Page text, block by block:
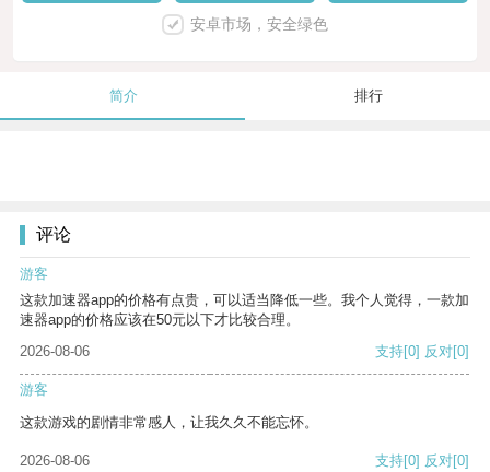
安卓市场，安全绿色
简介 排行
评论
游客
这款加速器app的价格有点贵，可以适当降低一些。我个人觉得，一款加
速器app的价格应该在50元以下才比较合理。
2026-08-06
支持[0] 反对[0]
游客
这款游戏的剧情非常感人，让我久久不能忘怀。
2026-08-06 支持[0] 反对[0]